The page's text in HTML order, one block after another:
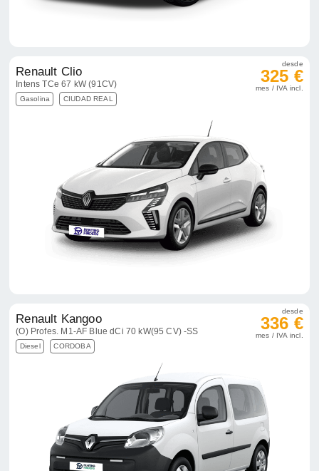
Renault Clio
Intens TCe 67 kW (91CV)
Gasolina CIUDAD REAL
desde
325 €
mes / IVA incl.
Renault Kangoo
(O) Profes. M1-AF Blue dCi 70 kW(95 CV) -SS
Diesel CORDOBA
desde
336 €
mes / IVA incl.